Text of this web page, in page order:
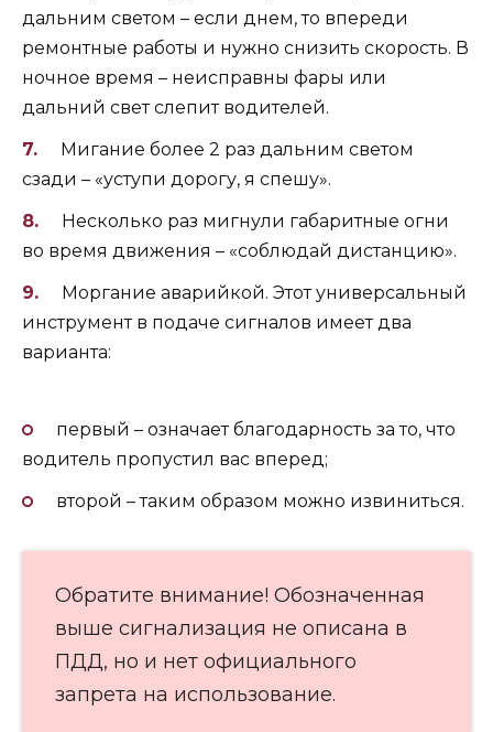
дальним светом – если днем, то впереди
ремонтные работы и нужно снизить скорость. В
ночное время – неисправны фары или
дальний свет слепит водителей.
Мигание более 2 раз дальним светом
сзади – «уступи дорогу, я спешу».
Несколько раз мигнули габаритные огни
во время движения – «соблюдай дистанцию».
Моргание аварийкой. Этот универсальный
инструмент в подаче сигналов имеет два
варианта:
первый – означает благодарность за то, что
водитель пропустил вас вперед;
второй – таким образом можно извиниться.
Обратите внимание! Обозначенная
выше сигнализация не описана в
ПДД, но и нет официального
запрета на использование.